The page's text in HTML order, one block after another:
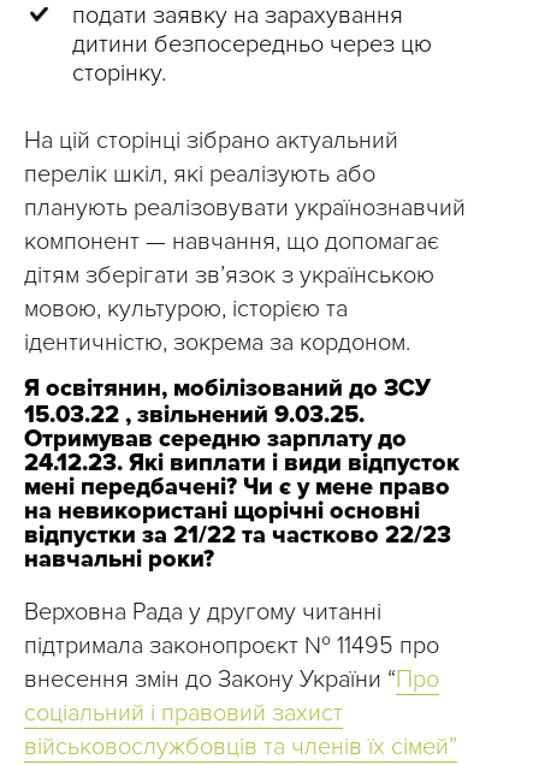
подати заявку на зарахування
дитини безпосередньо через цю
сторінку.
На цій сторінці зібрано актуальний
перелік шкіл, які реалізують або
планують реалізовувати українознавчий
компонент — навчання, що допомагає
дітям зберігати зв’язок з українською
мовою, культурою, історією та
ідентичністю, зокрема за кордоном.
Я освітянин, мобілізований до ЗСУ
15.03.22 , звільнений 9.03.25.
Отримував середню зарплату до
24.12.23. Які виплати і види відпусток
мені передбачені? Чи є у мене право
на невикористані щорічні основні
відпустки за 21/22 та частково 22/23
навчальні роки?
Верховна Рада у другому читанні
підтримала законопроєкт № 11495 про
внесення змін до Закону України “Про
соціальний і правовий захист
військовослужбовців та членів їх сімей”